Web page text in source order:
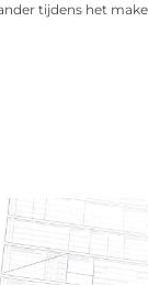
tijdens het